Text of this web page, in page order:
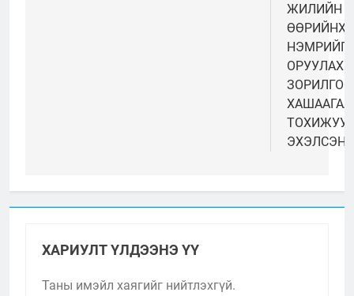
ЖИЛИЙН
НЭМРИЙГ
ОРУУЛАХ
ХАШААГАА
ЭХЭЛСЭН
ХАРИУЛТ ҮЛДЭЭНЭ ҮҮ
Таны имэйл хаягийг нийтлэхгүй.